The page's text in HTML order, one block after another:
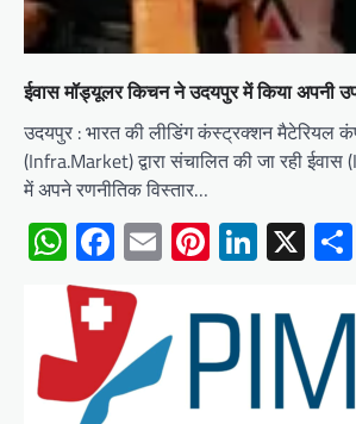
ईवास मॉड्यूलर किचन ने उदयपुर में किया अपनी
उदयपुर : भारत की लीडिंग कंस्‍ट्रक्‍शन मैटेरियल
(Infra.Market) द्वारा संचालित की जा रही
में अपने रणनीतिक विस्तार…
WhatsApp
Facebook
EmailPinterest
X